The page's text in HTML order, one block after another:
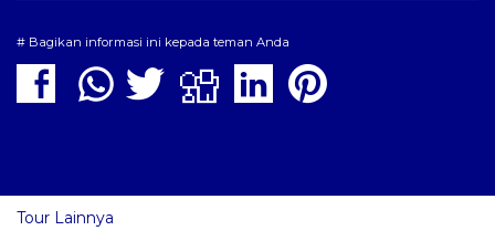
# Bagikan informasi ini kepada teman Anda
Tour Lainnya